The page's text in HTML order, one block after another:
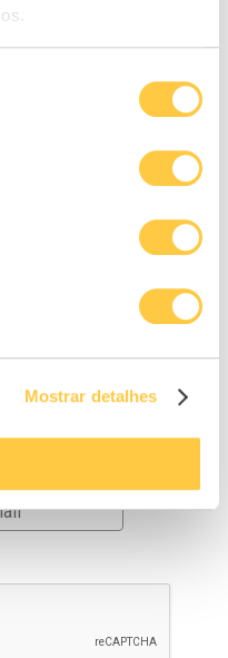
Mostrar detalhes